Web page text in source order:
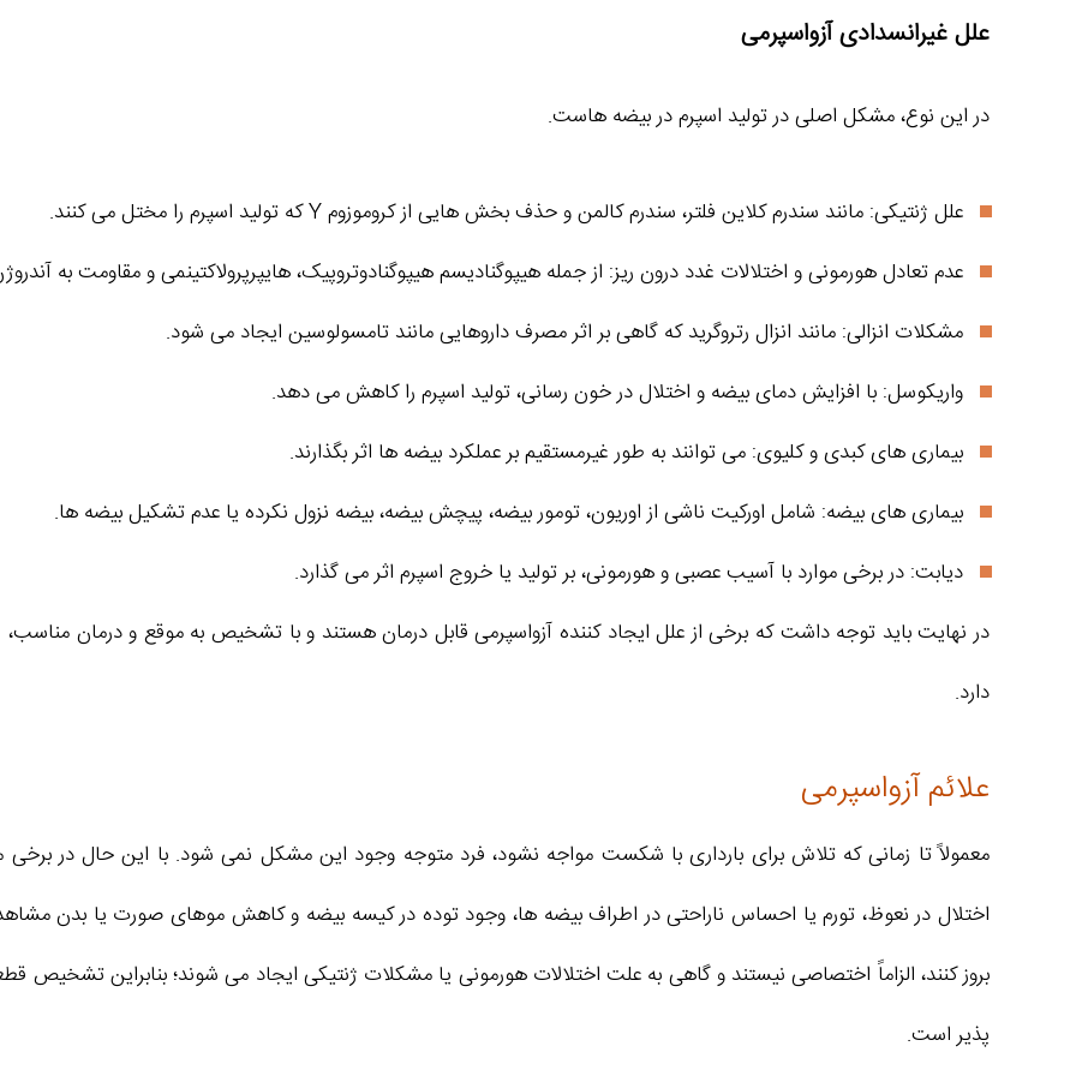
علل غیرانسدادی آزواسپرمی
در این نوع، مشکل اصلی در تولید اسپرم در بیضه‌ هاست.
علل ژنتیکی: مانند سندرم کلاین‌ فلتر، سندرم کالمن و حذف بخش‌ هایی از کروموزوم Y که تولید اسپرم را مختل می‌ کنند.
عدم تعادل هورمونی و اختلالات غدد درون‌ ریز: از جمله هیپوگنادیسم هیپوگنادوتروپیک، هایپرپرولاکتینمی و مقاومت به
مشکلات انزالی: مانند انزال رتروگرید که گاهی بر اثر مصرف داروهایی مانند تامسولوسین ایجاد می‌ شود.
واریکوسل: با افزایش دمای بیضه و اختلال در خون‌ رسانی، تولید اسپرم را کاهش می‌ دهد.
بیماری‌ های کبدی و کلیوی: می‌ توانند به‌ طور غیرمستقیم بر عملکرد بیضه‌ ها اثر بگذارند.
بیماری‌ های بیضه: شامل اورکیت ناشی از اوریون، تومور بیضه، پیچش بیضه، بیضه نزول‌ نکرده یا عدم تشکیل بیضه‌ ها.
دیابت: در برخی موارد با آسیب عصبی و هورمونی، بر تولید یا خروج اسپرم اثر می‌ گذارد.
در نهایت باید توجه داشت که برخی از علل ایجاد کننده آزواسپرمی قابل درمان هستند و با تشخیص به‌ موقع و درمان
دارد.
علائم آزواسپرمی
معمولاً تا زمانی که تلاش برای بارداری با شکست مواجه نشود، فرد متوجه وجود این مشکل نمی‌ شود. با این حال در
اختلال در نعوظ، تورم یا احساس ناراحتی در اطراف بیضه‌ ها، وجود توده در کیسه بیضه و کاهش موهای صورت یا بدن
بروز کنند، الزاماً اختصاصی نیستند و گاهی به علت اختلالات هورمونی یا مشکلات ژنتیکی ایجاد می‌ شوند؛ بنابراین
پذیر است.